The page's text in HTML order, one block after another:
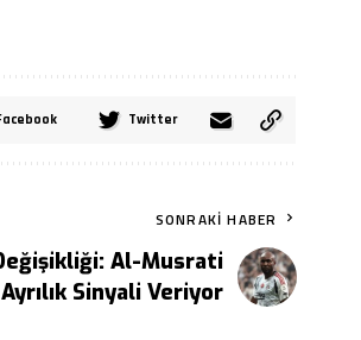
Twitter
SONRAKI HABER
Al-Musrati
Ayrılık Sinyali Veriyor